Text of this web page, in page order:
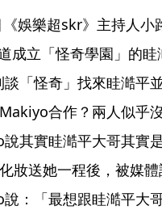
成立「怪奇學園」的眭
「怪奇」找來眭澔平
合作？兩人似乎
其實眭澔平大哥其實
妝送她一程後，被媒
：「最想跟眭澔平大